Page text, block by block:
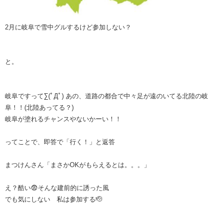
2月に岐阜で雪中グルするけど参加しない？
と。
岐阜ですって∑(ﾟДﾟ) あの、道路の都合で中々足が遠のいてる北陸の岐
阜！！(北陸あってる？)
岐阜が塗れるチャンスやないかーい！！
ってことで、即答で「行く！」と返答
まつけんさん「まさかOKがもらえるとは。。。」
え？酷い😨そんな建前的に誘った風
でも気にしない 私は参加する🫡